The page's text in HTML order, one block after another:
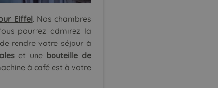
Eiffel. Nos chambres
pourrez admirez la
rendre votre séjour à
et une bouteille de
à café est à votre